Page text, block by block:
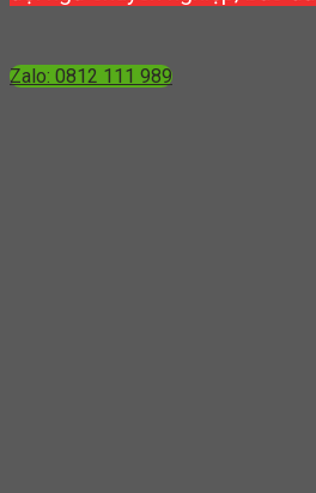
Zalo: 0812 111 989